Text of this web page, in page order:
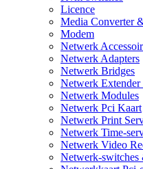
Licence
Media Converter
Modem
Netwerk
Netwerk Adapters
Netwerk Bridges
Netwerk Extender
Netwerk Modules
Netwerk Pci Kaart
Netwerk Print
Netwerk Time-
Netwerk Video
Netwerk-switches